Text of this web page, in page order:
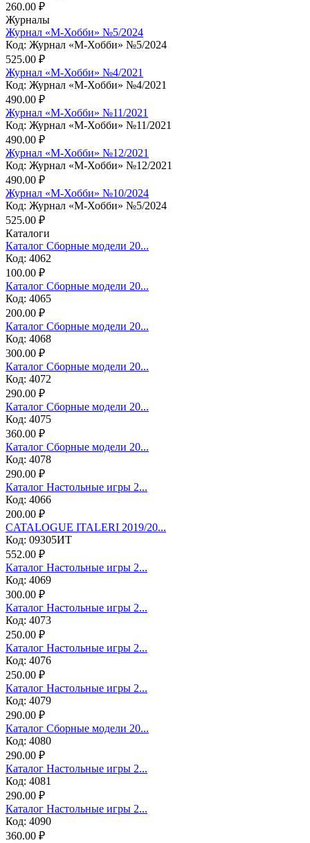
260.00 ₽
Журналы
Журнал «М-Хобби» №5/2024
Код: Журнал «М-Хобби» №5/2024
525.00 ₽
Журнал «М-Хобби» №4/2021
Код: Журнал «М-Хобби» №4/2021
490.00 ₽
Журнал «М-Хобби» №11/2021
Код: Журнал «М-Хобби» №11/2021
490.00 ₽
Журнал «М-Хобби» №12/2021
Код: Журнал «М-Хобби» №12/2021
490.00 ₽
Журнал «М-Хобби» №10/2024
Код: Журнал «М-Хобби» №5/2024
525.00 ₽
Каталоги
Каталог Сборные модели 20...
Код: 4062
100.00 ₽
Каталог Сборные модели 20...
Код: 4065
200.00 ₽
Каталог Сборные модели 20...
Код: 4068
300.00 ₽
Каталог Сборные модели 20...
Код: 4072
290.00 ₽
Каталог Сборные модели 20...
Код: 4075
360.00 ₽
Каталог Сборные модели 20...
Код: 4078
290.00 ₽
Каталог Настольные игры 2...
Код: 4066
200.00 ₽
CATALOGUE ITALERI 2019/20...
Код: 09305ИТ
552.00 ₽
Каталог Настольные игры 2...
Код: 4069
300.00 ₽
Каталог Настольные игры 2...
Код: 4073
250.00 ₽
Каталог Настольные игры 2...
Код: 4076
250.00 ₽
Каталог Настольные игры 2...
Код: 4079
290.00 ₽
Каталог Сборные модели 20...
Код: 4080
290.00 ₽
Каталог Настольные игры 2...
Код: 4081
290.00 ₽
Каталог Настольные игры 2...
Код: 4090
360.00 ₽